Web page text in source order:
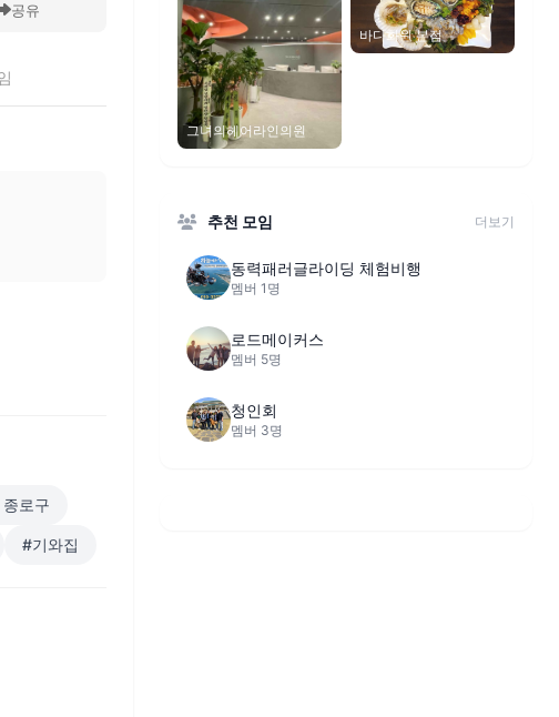
공유
로구
#기와집
그녀의헤어라인의원
바다화원 본점
추천 모임 더보기
동력패러글라이딩 체험비행
멤버 1명
로드메이커스
멤버 5명
청인회
멤버 3명